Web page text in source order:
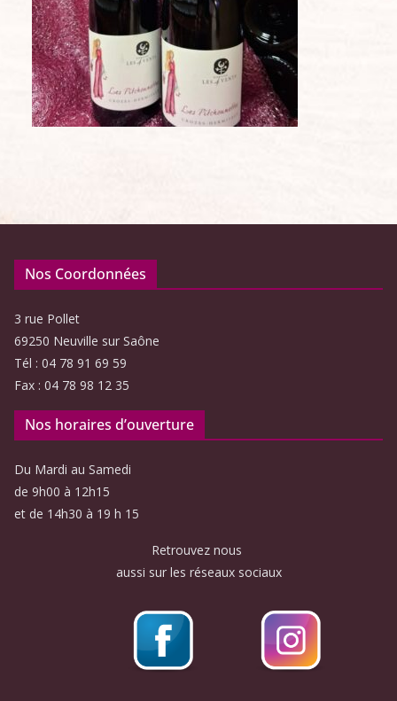
Nos Coordonnées
3 rue Pollet
69250 Neuville sur Saône
Tél : 04 78 91 69 59
Fax : 04 78 98 12 35
Nos horaires d’ouverture
Du Mardi au Samedi
de 9h00 à 12h15
et de 14h30 à 19 h 15
Retrouvez nous
aussi sur les réseaux sociaux